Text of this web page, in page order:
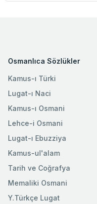
Osmanlıca Sözlükler
Kamus-ı Türki
Lugat-ı Naci
Kamus-ı Osmani
Lehce-i Osmani
Lugat-ı Ebuzziya
Kamus-ul'alam
Tarih ve Coğrafya
Memaliki Osmani
Y.Türkçe Lugat